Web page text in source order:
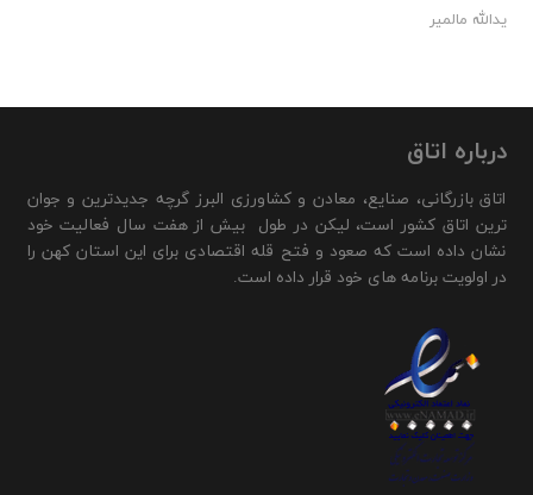
یدالله مالمیر
درباره اتاق
اتاق بازرگانی، صنایع، معادن و کشاورزی البرز گرچه جدیدترین و جوان
ترین اتاق کشور است، لیکن در طول بیش از هفت سال فعالیت خود
نشان داده است که صعود و فتح قله اقتصادی برای این استان کهن را
در اولویت برنامه های خود قرار داده است.